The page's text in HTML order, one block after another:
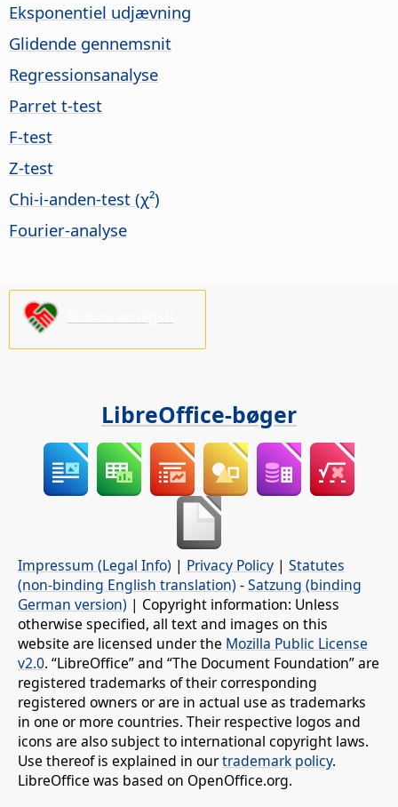
Eksponentiel udjævning
Glidende gennemsnit
Regressionsanalyse
Parret t-test
F-test
Z-test
Chi-i-anden-test (χ²)
Fourier-analyse
LibreOffice-bøger
Impressum (Legal Info) | Privacy Policy | Statutes
(non-binding English translation) -Satzung (binding
German version) | Copyright information: Unless
otherwise specified, all text and images on this
website are licensed under the Mozilla Public License
v2.0. “LibreOffice” and “The Document Foundation” are
registered trademarks of their corresponding
registered owners or are in actual use as trademarks
in one or more countries. Their respective logos and
icons are also subject to international copyright laws.
Use thereof is explained in ourtrademark policy.
LibreOffice was based on OpenOffice.org.